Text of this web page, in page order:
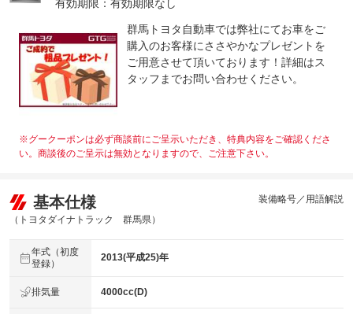
有効期限：有効期限なし
群馬トヨタ自動車では弊社にてお車をご
購入のお客様にささやかなプレゼントを
ご用意させて頂いております！詳細はス
タッフまでお問い合わせください。
※グークーポンは必ず商談前にご呈示いただき、特典内容をご確認くださ
い。商談後のご呈示は無効となりますので、ご注意下さい。
基本仕様
（トヨタダイナトラック 群馬県）
装備略号／用語解説
年式（初度
登録）
2013(平成25)年
排気量 4000cc(D)